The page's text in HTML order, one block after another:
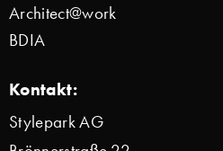
Architect@work
BDIA
Kontakt:
Stylepark AG